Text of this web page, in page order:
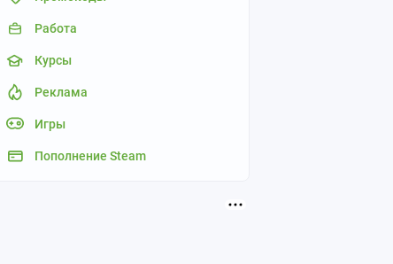
Работа
Курсы
Реклама
Игры
Пополнение Steam